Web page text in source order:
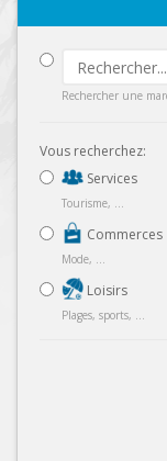
Rechercher une
Vous recherchez:
Services
Tourisme, ...
Commerces
Mode, ...
Loisirs
Plages, sports, ...